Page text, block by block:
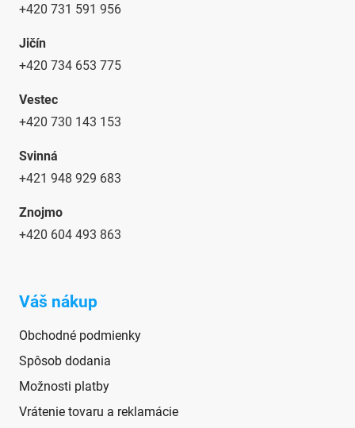
+420 731 591 956
Jičín
+420 734 653 775
Vestec
+420 730 143 153
Svinná
+421 948 929 683
Znojmo
+420 604 493 863
Váš nákup
Obchodné podmienky
Spôsob dodania
Možnosti platby
Vrátenie tovaru a reklamácie